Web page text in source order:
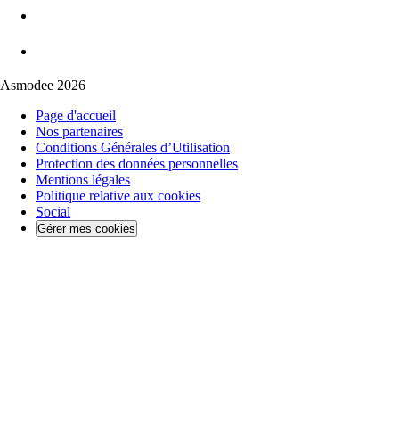
Asmodee 2026
Page d'accueil
Nos partenaires
Conditions Générales d’Utilisation
Protection des données personnelles
Mentions légales
Politique relative aux cookies
Social
Gérer mes cookies